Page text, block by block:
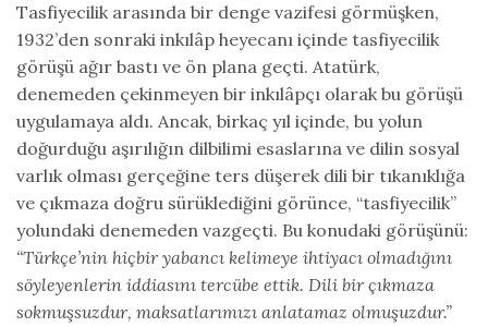
Tasfiyecilik arasında bir denge vazifesi görmüşken,
1932’den sonraki inkılâp heyecanı içinde tasfiyecilik
görüşü ağır bastı ve ön plana geçti. Atatürk,
denemeden çekinmeyen bir inkılâpçı olarak bu görüşü
uygulamaya aldı. Ancak, birkaç yıl içinde, bu yolun
doğurduğu aşırılığın dilbilimi esaslarına ve dilin sosyal
varlık olması gerçeğine ters düşerek dili bir tıkanıklığa
ve çıkmaza doğru sürüklediğini görünce, “tasfiyecilik”
yolundaki denemeden vazgeçti. Bu konudaki görüşünü:
“Türkçe’nin hiçbir yabancı kelimeye ihtiyacı olmadığını
söyleyenlerin iddiasını tercübe ettik. Dili bir çıkmaza
sokmuşsuzdur, maksatlarımızı anlatamaz olmuşuzdur.”